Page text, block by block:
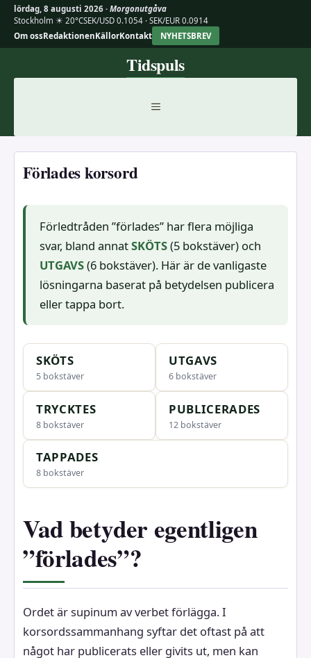
lördag, 8 augusti 2026 · Morgonutgåva
Stockholm ☀ 20°CSEK/USD 0.1054 · SEK/EUR 0.0914
Om ossRedaktionenKällorKontakt NYHETSBREV
Tidspuls
MENY
Förlades korsord
Förledtråden ”förlades” har flera möjliga
svar, bland annatSKÖTS(5 bokstäver) och
UTGAVS(6 bokstäver). Här är de vanligaste
lösningarna baserat på betydelsen publicera
eller tappa bort.
SKÖTS
5 bokstäver
UTGAVS
6 bokstäver
TRYCKTES
8 bokstäver
PUBLICERADES
12 bokstäver
TAPPADES
8 bokstäver
Vad betyder egentligen
”förlades”?
Ordet är supinum av verbet förlägga. I
korsordssammanhang syftar det oftast på att
något har publicerats eller givits ut, men kan